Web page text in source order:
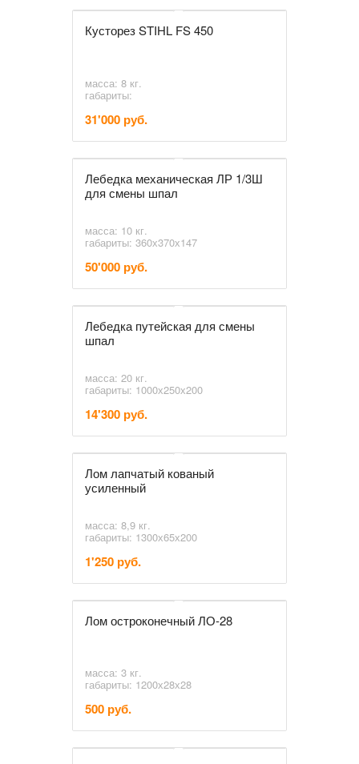
Кусторез STIHL FS 450
масса: 8 кг.
габариты:
31'000 руб.
Лебедка механическая ЛР 1/3Ш
для смены шпал
масса: 10 кг.
габариты: 360х370х147
50'000 руб.
Лебедка путейская для смены
шпал
масса: 20 кг.
габариты: 1000х250х200
14'300 руб.
Лом лапчатый кованый
усиленный
масса: 8,9 кг.
габариты: 1300х65х200
1'250 руб.
Лом остроконечный ЛО-28
масса: 3 кг.
габариты: 1200х28х28
500 руб.